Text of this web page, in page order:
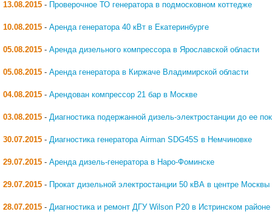
13.08.2015 - Проверочное ТО генератора в подмосковном коттедже
10.08.2015 - Аренда генератора 40 кВт в Екатеринбурге
05.08.2015 - Аренда дизельного компрессора в Ярославской области
05.08.2015 - Аренда генератора в Киржаче Владимирской области
04.08.2015 - Арендован компрессор 21 бар в Москве
03.08.2015 - Диагностика подержанной дизель-электростанции до ее
30.07.2015 - Диагностика генератора Airman SDG45S в Немчиновке
29.07.2015 - Аренда дизель-генератора в Наро-Фоминске
29.07.2015 - Прокат дизельной электростанции 50 кВА в центре Москвы
28.07.2015 - Диагностика и ремонт ДГУ Wilson P20 в Истринском районе